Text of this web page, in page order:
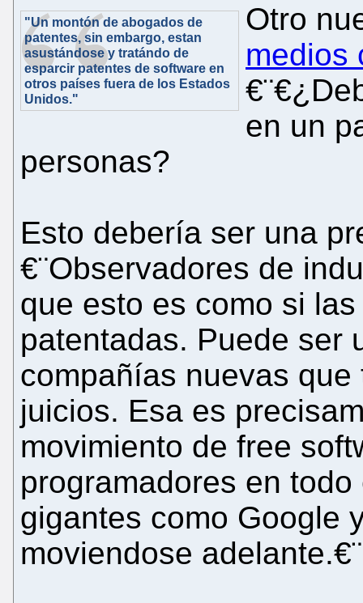
"Un montón de abogados de
patentes, sin embargo, estan
asustándose y tratándo de
esparcir patentes de software en
otros países fuera de los Estados
Unidos."
Otro
medios
en un
personas?
Esto debería ser una
€¨Observadores de
que esto es como si
patentadas. Puede ser
compañías nuevas
juicios. Esa es
movimiento de free
programadores en
gigantes como Google
moviendose adelante.€¨